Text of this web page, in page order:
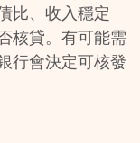
比、收入穩定
核貸。有可能需
行會決定可核發